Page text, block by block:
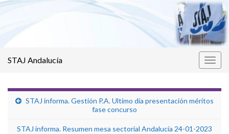
STAJ Andalucía
STAJ informa. Gestión P.A. Ultimo día presentación méritos
fase concurso
STAJ informa. Resumen mesa sectorial Andalucía 24-01-2023